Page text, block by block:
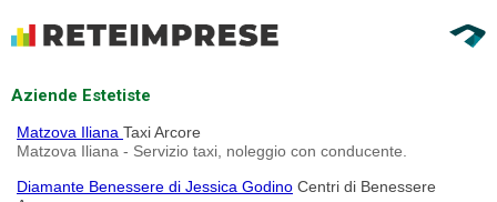
Aziende Estetiste
Matzova Iliana Taxi Arcore
Matzova Iliana - Servizio taxi, noleggio con conducente.
Diamante Benessere di Jessica Godino Centri di Benessere